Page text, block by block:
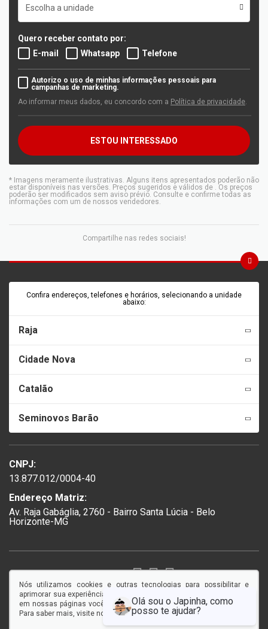
Escolha a unidade
Quero receber contato por:
E-mail
Whatsapp Telefone
Autorizo o uso de minhas informações pessoais para
campanhas de marketing.
Ao informar meus dados, eu concordo com a Política de privacidade.
ESTOU INTERESSADO
* Imagens meramente ilustrativas. Alguns itens apresentados poderão não
estar disponíveis nas versões. Preços sugeridos e válidos de . Os preços
poderão ser modificados sem aviso prévio. Consulte e confirme todas as
informações com um de nossos vendedores.
Compartilhe nas redes sociais!
Confira endereços, telefones e horários, selecionando a unidade
abaixo:
Raja
Cidade Nova
Catalão
Seminovos Barão
CNPJ:
13.877.012/0004-40
Endereço Matriz:
Av. Raja Gabáglia, 2760 - Bairro Santa Lúcia - Belo
Horizonte-MG
Nós utilizamos cookies e outras tecnologias para possibilitar e
aprimorar sua experiência em nosso site, e ao continuar navegando
em nossas páginas você concorda com a coleta e uso de cookies.
Para saber mais, visite nossaPolítica de Privacidade.